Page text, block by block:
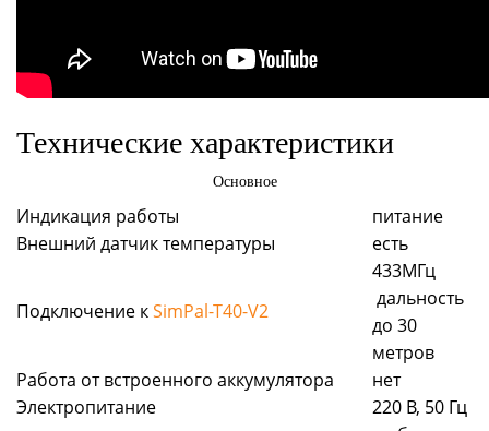
Технические характеристики
Основное
Индикация работы
питание
Внешний датчик температуры
есть
Подключение кSimPal-T40-V2
433МГц
дальность
до 30
метров
Работа от встроенного аккумулятора
нет
Электропитание
220 В, 50 Гц